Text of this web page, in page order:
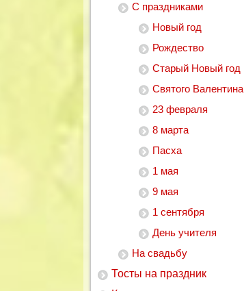
С праздниками
Новый год
Рождество
Старый Новый год
Святого Валентина
23 февраля
8 марта
Пасха
1 мая
9 мая
1 сентября
День учителя
На свадьбу
Тосты на праздник